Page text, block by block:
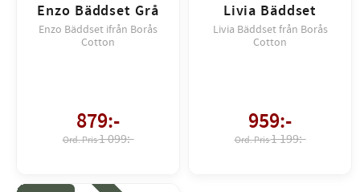
Enzo Bäddset Grå
Enzo Bäddset ifrån Borås
Cotton
879:-
1 099:-
Livia Bäddset
Livia Bäddset från Borås
Cotton
959:-
1 199:-